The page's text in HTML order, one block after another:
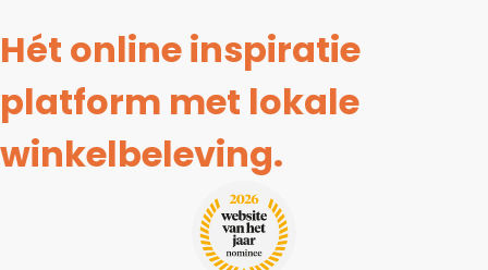
Hét online inspiratie
platform met lokale
winkelbeleving.